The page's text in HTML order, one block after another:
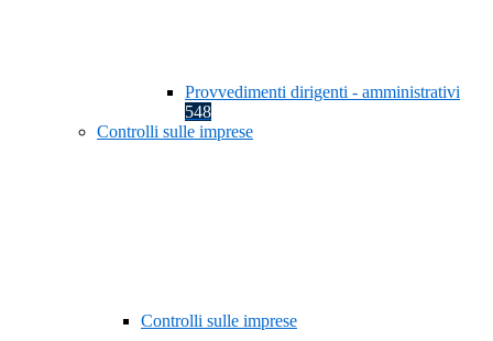
Provvedimenti dirigenti - amministrativi
548
Controlli sulle imprese
Controlli sulle imprese